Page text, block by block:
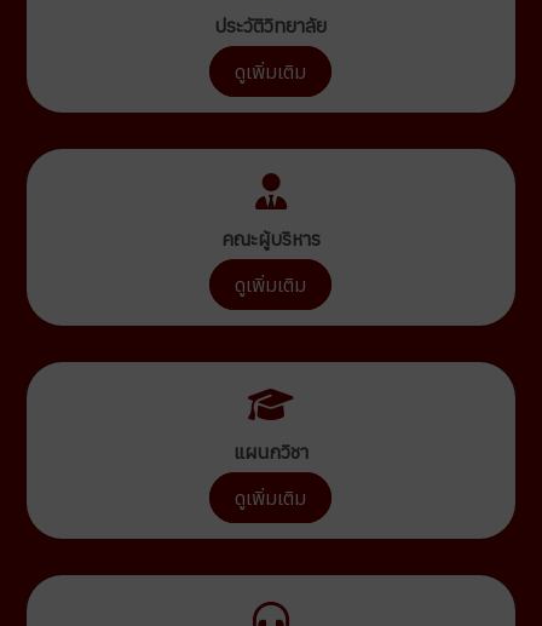
ประวัติวิทยาลัย
ดูเพิ่มเติม
คณะผู้บริหาร
ดูเพิ่มเติม
แผนกวิชา
ดูเพิ่มเติม